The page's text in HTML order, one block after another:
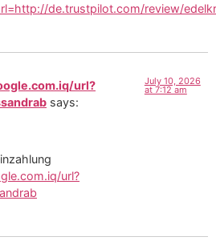
de.trustpilot.com/review/
url?
says:
July 10, 2026
at 7:12 am
url?